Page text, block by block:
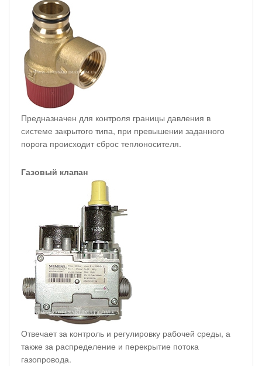
Предназначен для контроля границы давления в
системе закрытого типа, при превышении заданного
порога происходит сброс теплоносителя.
Газовый клапан
Отвечает за контроль и регулировку рабочей среды, а
также за распределение и перекрытие потока
газопровода.